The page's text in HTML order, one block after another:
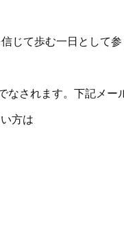
じて歩む一日として参
されます。下記メー
方は